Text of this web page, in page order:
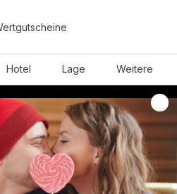
Hotel Lage Weitere